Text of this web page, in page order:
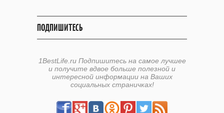
ПОДПИШИТЕСЬ
1BestLife.ru Подпишитесь на самое лучшее
и получите вдвое больше полезной и
интересной информации на Ваших
социальных страничках!